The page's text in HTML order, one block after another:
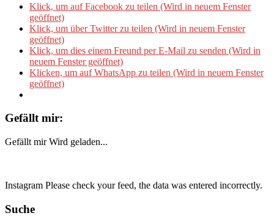
Klick, um auf Facebook zu teilen (Wird in neuem Fenster
geöffnet)
Klick, um über Twitter zu teilen (Wird in neuem Fenster
geöffnet)
Klick, um dies einem Freund per E-Mail zu senden (Wird in
neuem Fenster geöffnet)
Klicken, um auf WhatsApp zu teilen (Wird in neuem Fenster
geöffnet)
Gefällt mir:
Gefällt mir Wird geladen...
Instagram Please check your feed, the data was entered incorrectly.
Suche